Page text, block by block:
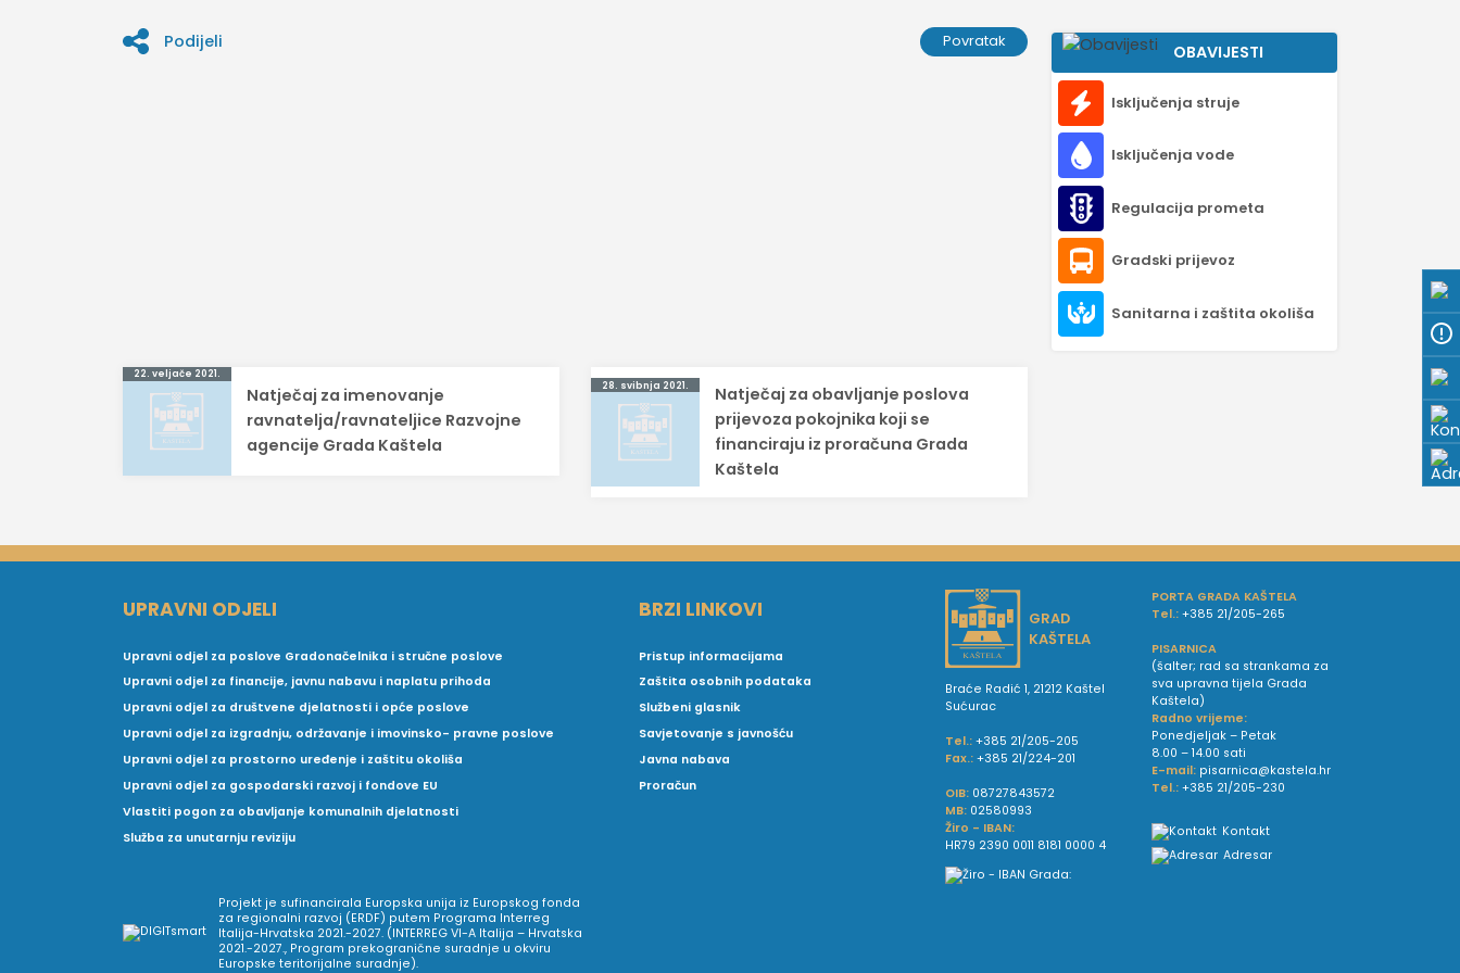
Podijeli Povratak
OBAVIJESTI
Isključenja struje
Isključenja vode
Regulacija prometa
Gradski prijevoz
Sanitarna i zaštita okoliša
Navigacija
objava
22. veljače 2021.
Natječaj za imenovanje
ravnatelja/ravnateljice Razvojne
agencije Grada Kaštela
28. svibnja 2021.
Natječaj za obavljanje poslova
prijevoza pokojnika koji se
financiraju iz proračuna Grada
Kaštela
UPRAVNI ODJELI
Upravni odjel za poslove Gradonačelnika i stručne poslove
Upravni odjel za financije, javnu nabavu i naplatu prihoda
Upravni odjel za društvene djelatnosti i opće poslove
Upravni odjel za izgradnju, održavanje i imovinsko- pravne poslove
Upravni odjel za prostorno uređenje i zaštitu okoliša
Upravni odjel za gospodarski razvoj i fondove EU
Vlastiti pogon za obavljanje komunalnih djelatnosti
Služba za unutarnju reviziju
BRZI LINKOVI
Pristup informacijama
Zaštita osobnih podataka
Službeni glasnik
Savjetovanje s javnošću
Javna nabava
Proračun
GRAD
KAŠTELA
Braće Radić 1, 21212 Kaštel
Sućurac
Tel.: +385 21/205-205
Fax.: +385 21/224-201
OIB: 08727843572
MB: 02580993
Žiro - IBAN:
HR79 2390 0011 8181 0000 4
PORTA GRADA KAŠTELA
Tel.: +385 21/205-265
PISARNICA
(šalter; rad sa strankama za
sva upravna tijela Grada
Kaštela)
Radno vrijeme:
Ponedjeljak – Petak
8.00 – 14.00 sati
E-mail: pisarnica@kastela.hr
Tel.: +385 21/205-230
Kontakt
Adresar
Projekt je sufinancirala Europska unija iz Europskog fonda
za regionalni razvoj (ERDF) putem Programa Interreg
Italija-Hrvatska 2021.-2027. (INTERREG VI-A Italija – Hrvatska
2021.-2027., Program prekogranične suradnje u okviru
Europske teritorijalne suradnje).